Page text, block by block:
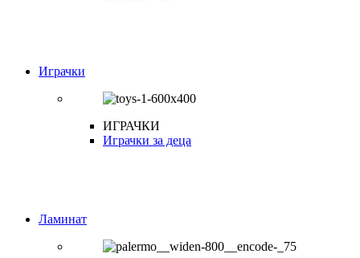
Играчки
ИГРАЧКИ
Играчки за деца
Ламинат